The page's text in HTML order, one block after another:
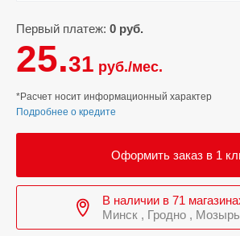
Первый платеж: 0 руб.
25.31 руб./мес.
*Расчет носит информационный характер
Подробнее о кредите
Оформить заказ в 1
В наличии в 71